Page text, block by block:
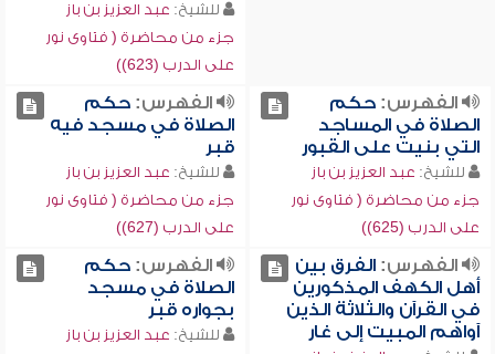
للشيخ: عبد العزيز بن باز
جزء من محاضرة ( فتاوى نور
على الدرب (623))
الفهرس:حكم
الصلاة في المساجد
التي بنيت على القبور
للشيخ: عبد العزيز بن باز
جزء من محاضرة ( فتاوى نور
على الدرب (625))
الفهرس:حكم
الصلاة في مسجد فيه
قبر
للشيخ: عبد العزيز بن باز
جزء من محاضرة ( فتاوى نور
على الدرب (627))
الفهرس:الفرق بين
أهل الكهف المذكورين
في القرآن والثلاثة الذين
آواهم المبيت إلى غار
الفهرس:حكم
الصلاة في مسجد
بجواره قبر
للشيخ: عبد العزيز بن باز